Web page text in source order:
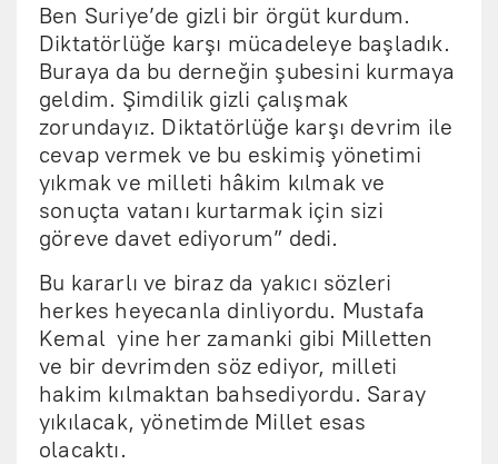
Ben Suriye’de gizli bir örgüt kurdum.
Diktatörlüğe karşı mücadeleye başladık.
Buraya da bu derneğin şubesini kurmaya
geldim. Şimdilik gizli çalışmak
zorundayız. Diktatörlüğe karşı devrim ile
cevap vermek ve bu eskimiş yönetimi
yıkmak ve milleti hâkim kılmak ve
sonuçta vatanı kurtarmak için sizi
göreve davet ediyorum” dedi.
Bu kararlı ve biraz da yakıcı sözleri
herkes heyecanla dinliyordu. Mustafa
Kemal yine her zamanki gibi Milletten
ve bir devrimden söz ediyor, milleti
hakim kılmaktan bahsediyordu. Saray
yıkılacak, yönetimde Millet esas
olacaktı.